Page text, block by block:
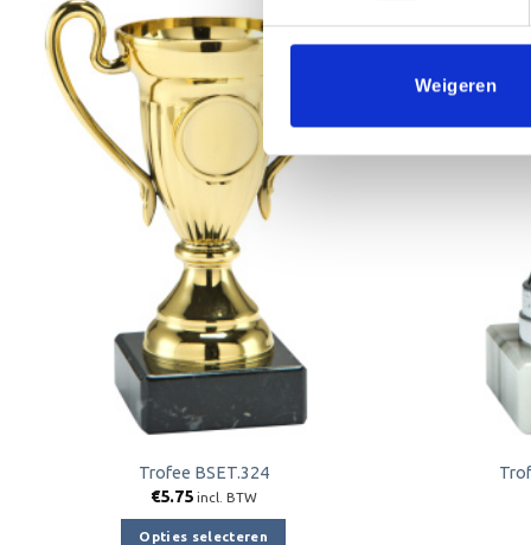
Weigeren
verlanglijst
Trofee BSET.324
€5.75 incl. BTW
Opties selecteren